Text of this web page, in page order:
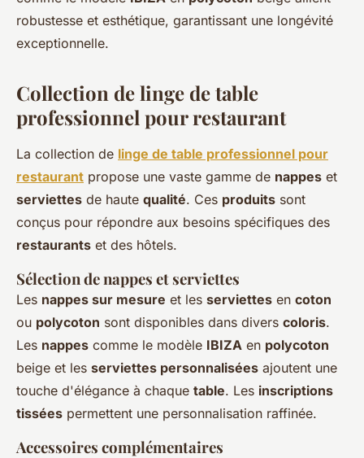
robustesse et esthétique, garantissant une longévité
exceptionnelle.
Collection de linge de table
professionnel pour restaurant
La collection de linge de table professionnel pour
restaurant propose une vaste gamme de nappes et
serviettes de haute qualité. Ces produits sont
conçus pour répondre aux besoins spécifiques des
restaurants et des hôtels.
Sélection de nappes et serviettes
Les nappes sur mesure et les serviettes en coton
ou polycoton sont disponibles dans divers coloris.
Les nappes comme le modèle IBIZA en polycoton
beige et les serviettes personnalisées ajoutent une
touche d'élégance à chaque table. Les inscriptions
tissées permettent une personnalisation raffinée.
Accessoires complémentaires